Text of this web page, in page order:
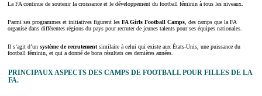
La FA continue de soutenir la croissance et le développement du football féminin à tous les niveaux.
Parmi ses programmes et initiatives figurent les FA Girls Football Camps, des camps que la FA
organise dans différentes régions du pays pour recruter de jeunes talents pour ses équipes nationales.
Il s’agit d’un système de recrutementsimilaire à celui qui existe aux États-Unis, une puissance du
football féminin, et qui a donné de bons résultats ces dernières années.
PRINCIPAUX ASPECTS DES CAMPS DE FOOTBALL POUR FILLES DE LA
FA.